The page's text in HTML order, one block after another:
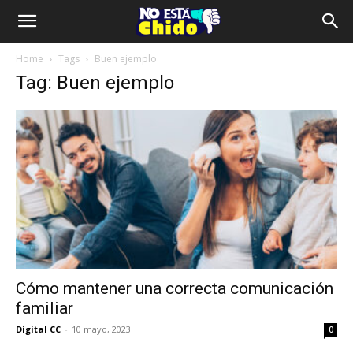
Home Tags Buen ejemplo
Tag: Buen ejemplo
Cómo mantener una correcta comunicación
familiar
Digital CC - 10 mayo, 2023 0